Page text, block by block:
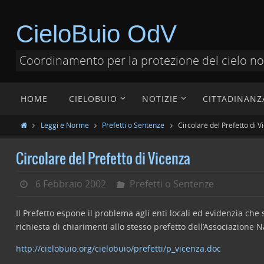
CieloBuio OdV
Coordinamento per la protezione del cielo
HOME CIELOBUIO NOTIZIE
Leggi e Norme Prefetti o Sentenze Circolare del Prefetto di
Circolare del Prefetto di Vicenza
6 Febbraio 2002 Prefetti o Sentenze
Il Prefetto espone il problema agli enti locali ed evidenzia
richiesta di chiarimenti allo stesso prefetto dell’Associazione
http://cielobuio.org/cielobuio/prefetti/p_vicenza.doc